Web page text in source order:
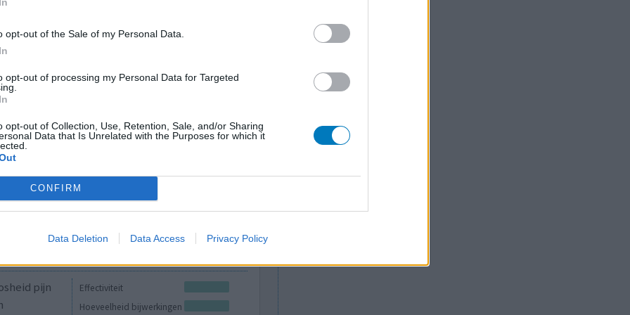
opt-out of the Sale of my Personal Data.
opt-out of processing my Personal Data for Targeted
opt-out of Collection, Use, Retention, Sale, and/or Sharing
Data that Is Unrelated with the Purposes for which it
CONFIRM
Data Deletion Data Access Privacy Policy
luchtweginfectie
depressief
onvermogen om zich te concentreren
Ik
te
zag
per
0 reacties
Effectiviteit
Hoeveelheid bijwerkingen
pijn